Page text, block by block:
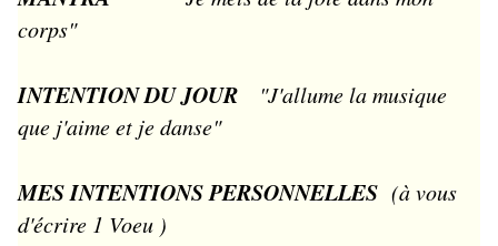
corps"
INTENTION DU JOUR
"J'allume la musique
que j'aime et je danse"
MES INTENTIONS PERSONNELLES (à vous
d'écrire 1 Voeu )